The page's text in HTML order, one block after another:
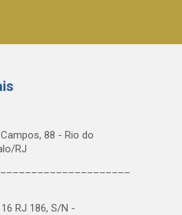
88 - Rio do
RJ
RJ 186, S/N -